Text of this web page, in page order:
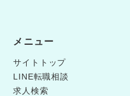
メニュー
サイトトップ
LINE転職相談
求人検索